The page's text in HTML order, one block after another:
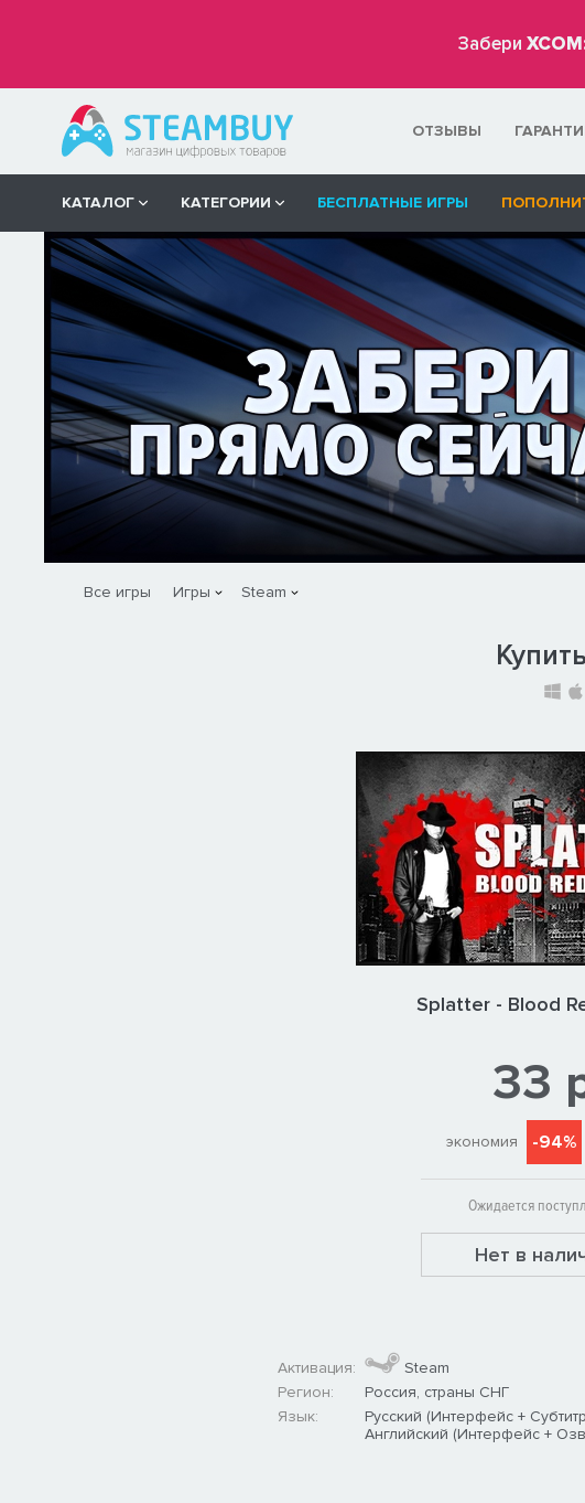
Забери
ОТЗЫВЫ
КАТАЛОГ КАТЕГОРИИ БЕСПЛАТНЫЕ ИГРЫ
Все игры Игры Steam
Splatter - Blood
33
экономия -94%
Ожидается
Нет в
Активация:
Steam
Регион:
Россия, страны СНГ
Язык:
Русский (Интерфейс +
Английский (Интерфейс +